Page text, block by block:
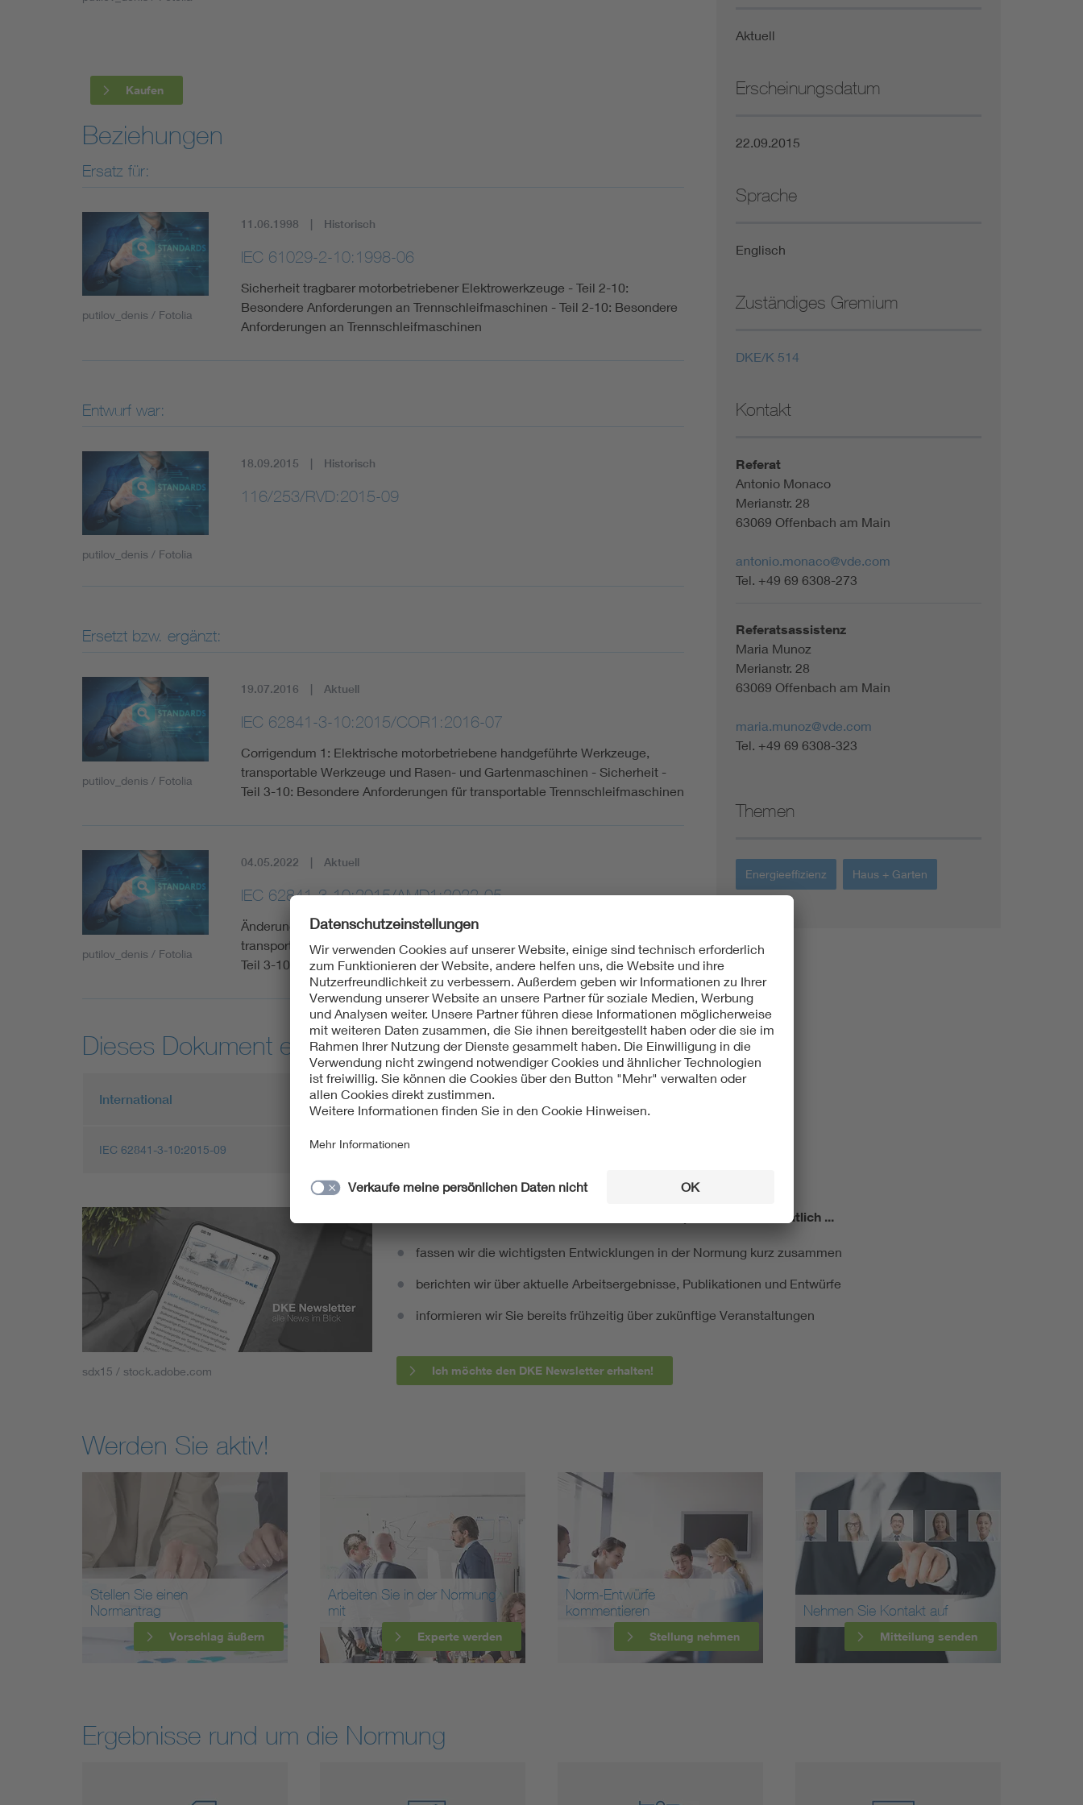
Mobility
Smart Cities
Kaufen
Beziehungen
Ersatz für:
putilov_denis / Fotolia
11.06.1998 Historisch
IEC 61029-2-10:1998-06
Sicherheit tragbarer motorbetriebener Elektrowerkzeuge - Teil 2-10:
Besondere Anforderungen an Trennschleifmaschinen - Teil 2-10: Besondere
Anforderungen an Trennschleifmaschinen
Entwurf war:
putilov_denis / Fotolia
18.09.2015 Historisch
116/253/RVD:2015-09
Ersetzt bzw. ergänzt:
putilov_denis / Fotolia
19.07.2016 Aktuell
IEC 62841-3-10:2015/COR1:2016-07
Corrigendum 1: Elektrische motorbetriebene handgeführte Werkzeuge,
transportable Werkzeuge und Rasen- und Gartenmaschinen - Sicherheit -
Teil 3-10: Besondere Anforderungen für transportable Trennschleifmaschinen
putilov_denis / Fotolia
04.05.2022 Aktuell
IEC 62841-3-10:2015/AMD1:2022-05
Änderung 1 - Elektrische motorbetriebene handgeführte Werkzeuge,
transportable Werkzeuge und Rasen- und Gartenmaschinen - Sicherheit -
Teil 3-10: Besondere Anforderungen für transportable Trennschleifmaschinen
Dieses Dokument entspricht:
International
IEC 62841-3-10:2015-09
Aktuell
Erscheinungsdatum
22.09.2015
Sprache
Englisch
Zuständiges Gremium
DKE/K 514
Kontakt
Referat
Antonio Monaco
Merianstr. 28
63069 Offenbach am Main
antonio.monaco@vde.com
Tel. +49 69 6308-273
Referatsassistenz
Maria Munoz
Merianstr. 28
63069 Offenbach am Main
maria.munoz@vde.com
Tel. +49 69 6308-323
Themen
Energieeffizienz Haus + Garten
sdx15 / stock.adobe.com
Monatlich ...
fassen wir die wichtigsten Entwicklungen in der Normung kurz zusammen
berichten wir über aktuelle Arbeitsergebnisse, Publikationen und Entwürfe
informieren wir Sie bereits frühzeitig über zukünftige Veranstaltungen
Ich möchte den DKE Newsletter erhalten!
Werden Sie aktiv!
Stellen Sie einen
Normantrag
Vorschlag äußern
Arbeiten Sie in der Normung
mit
Experte werden
Norm-Entwürfe
kommentieren
Stellung nehmen
Nehmen Sie Kontakt auf
Mitteilung senden
Ergebnisse rund um die Normung